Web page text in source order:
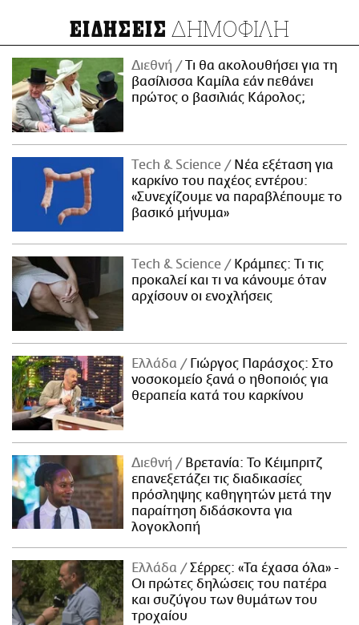
ΕΙΔΗΣΕΙΣ ΔΗΜΟΦΙΛΗ
Διεθνή
Τι θα ακολουθήσει για τη
βασίλισσα Καμίλα εάν πεθάνει
πρώτος ο βασιλιάς Κάρολος;
Τech & Science
Νέα εξέταση για
καρκίνο του παχέος εντέρου:
«Συνεχίζουμε να παραβλέπουμε το
βασικό μήνυμα»
Τech & Science
Κράμπες: Τι τις
προκαλεί και τι να κάνουμε όταν
αρχίσουν οι ενοχλήσεις
Ελλάδα
Γιώργος Παράσχος: Στο
νοσοκομείο ξανά ο ηθοποιός για
θεραπεία κατά του καρκίνου
Διεθνή
Βρετανία: Το Κέιμπριτζ
επανεξετάζει τις διαδικασίες
πρόσληψης καθηγητών μετά την
παραίτηση διδάσκοντα για
λογοκλοπή
Ελλάδα
Σέρρες: «Τα έχασα όλα» -
Οι πρώτες δηλώσεις του πατέρα
και συζύγου των θυμάτων του
τροχαίου